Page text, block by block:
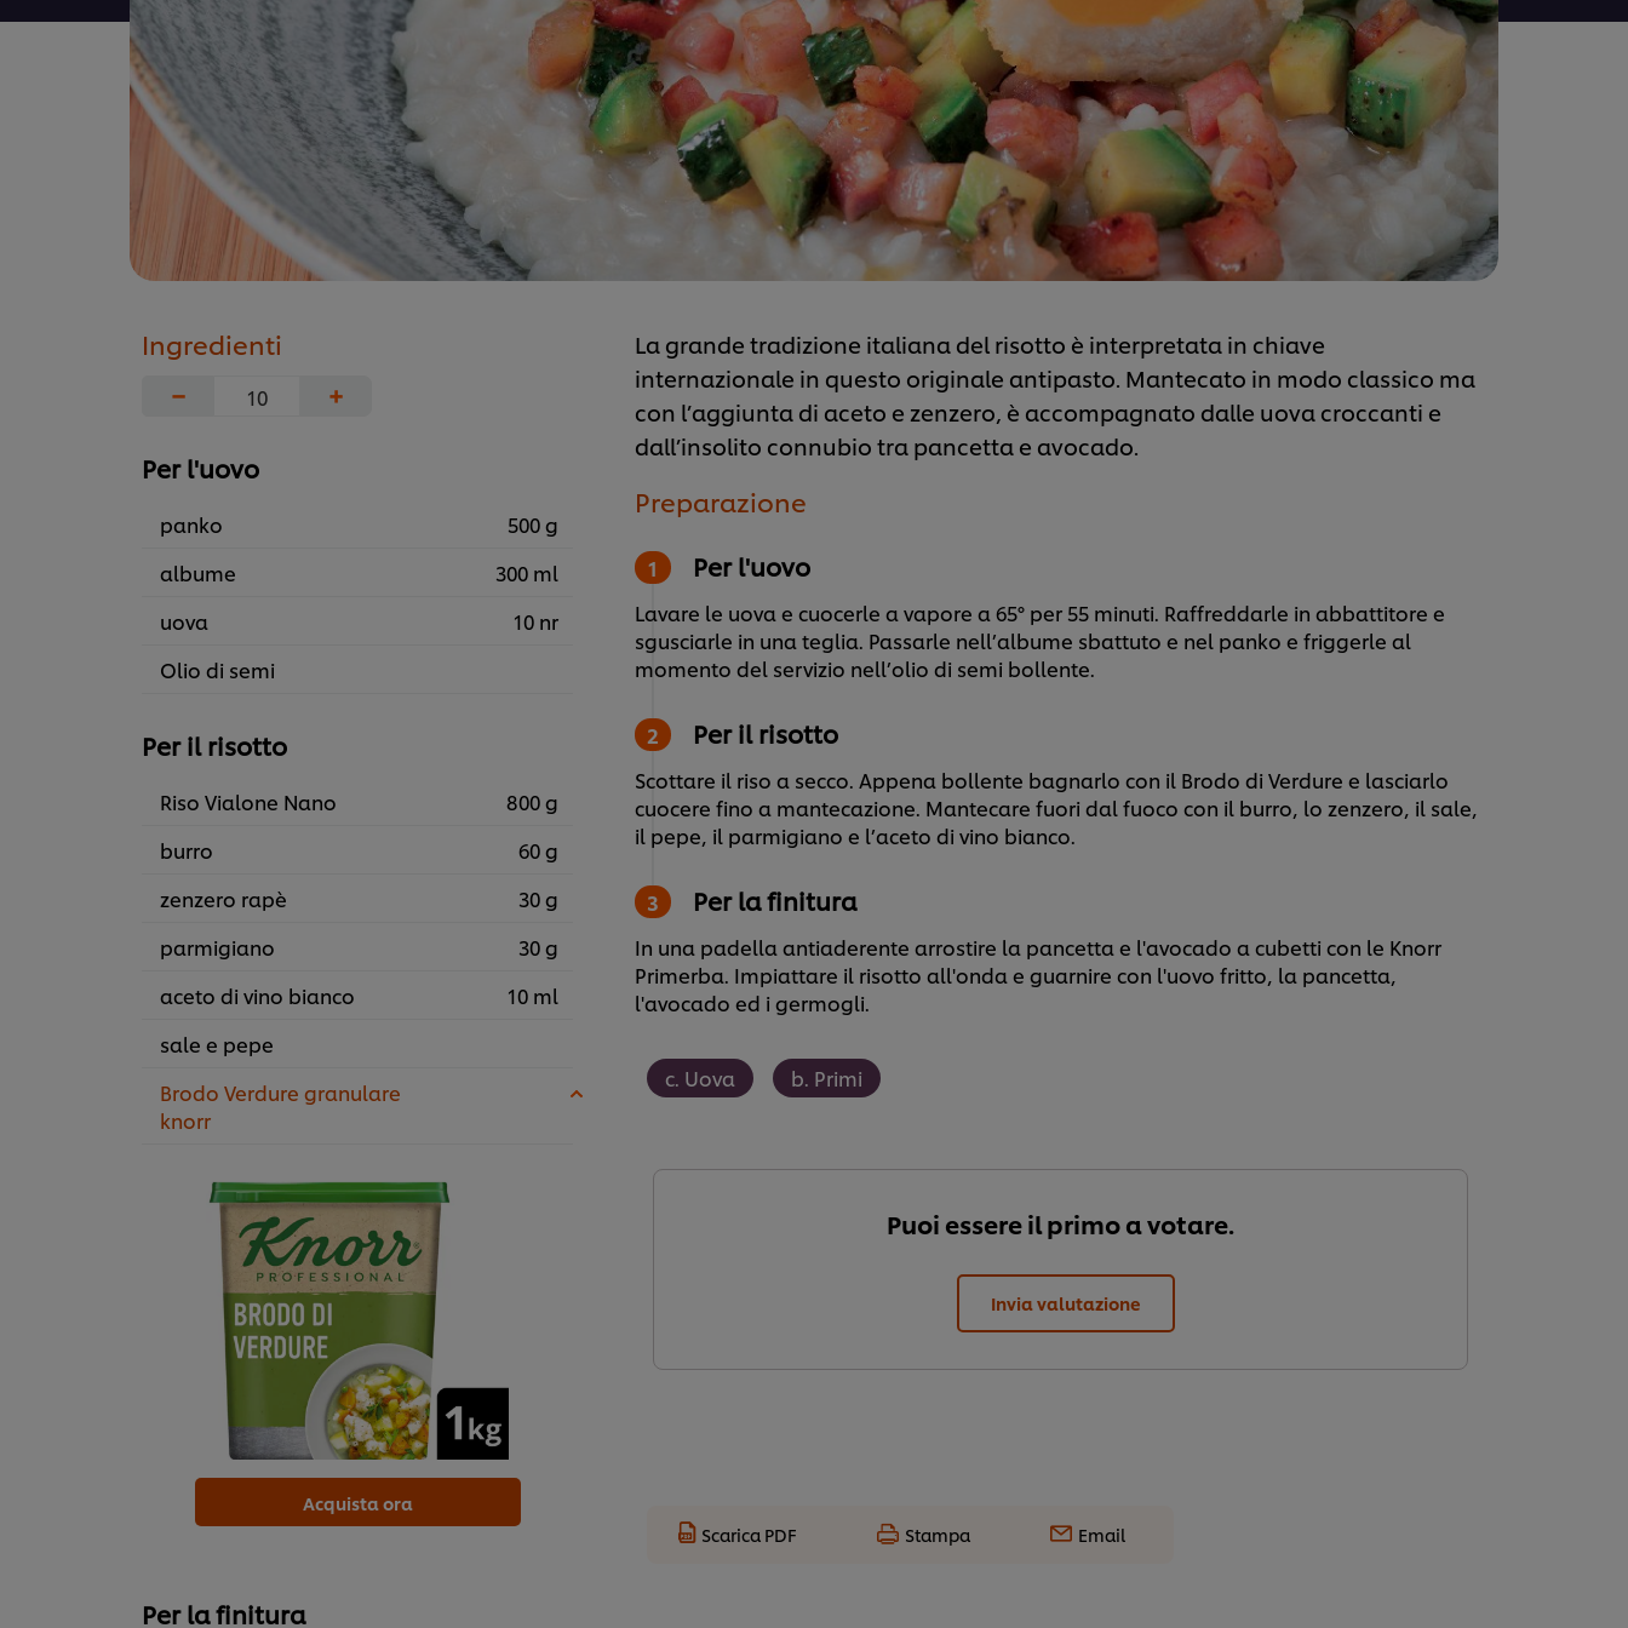
Ingredienti
−
+
Per l'uovo
panko
500 g
albume
300 ml
uova
10 nr
Olio di semi
Per il risotto
Riso Vialone Nano
800 g
burro
60 g
zenzero rapè
30 g
parmigiano
30 g
aceto di vino bianco
10 ml
sale e pepe
Brodo Verdure granulare
knorr
Acquista ora
Per la finitura
La grande tradizione italiana del risotto è interpretata in chiave
internazionale in questo originale antipasto. Mantecato in modo classico ma
con l’aggiunta di aceto e zenzero, è accompagnato dalle uova croccanti e
dall’insolito connubio tra pancetta e avocado.
Preparazione
Per l'uovo
Lavare le uova e cuocerle a vapore a 65° per 55 minuti. Raffreddarle in abbattitore e
sgusciarle in una teglia. Passarle nell’albume sbattuto e nel panko e friggerle al
momento del servizio nell’olio di semi bollente.
Per il risotto
Scottare il riso a secco. Appena bollente bagnarlo con il Brodo di Verdure e lasciarlo
cuocere fino a mantecazione. Mantecare fuori dal fuoco con il burro, lo zenzero, il sale,
il pepe, il parmigiano e l’aceto di vino bianco.
Per la finitura
In una padella antiaderente arrostire la pancetta e l'avocado a cubetti con le Knorr
Primerba. Impiattare il risotto all'onda e guarnire con l'uovo fritto, la pancetta,
l'avocado ed i germogli.
c. Uova b. Primi
Puoi essere il primo a votare.
Invia valutazione
Scarica PDF Stampa Email